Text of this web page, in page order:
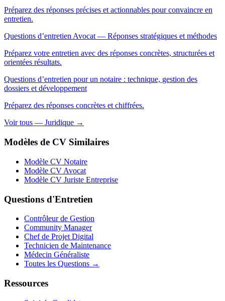
Préparez des réponses précises et actionnables pour convaincre en
entretien.
Questions d’entretien Avocat — Réponses stratégiques et méthodes
Préparez votre entretien avec des réponses concrètes, structurées et
orientées résultats.
Questions d’entretien pour un notaire : technique, gestion des
dossiers et développement
Préparez des réponses concrètes et chiffrées.
Voir tous — Juridique →
Modèles de CV Similaires
Modèle CV Notaire
Modèle CV Avocat
Modèle CV Juriste Entreprise
Questions d'Entretien
Contrôleur de Gestion
Community Manager
Chef de Projet Digital
Technicien de Maintenance
Médecin Généraliste
Toutes les Questions →
Ressources